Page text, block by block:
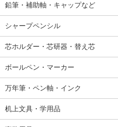
鉛筆・補助軸・キャップなど
シャープペンシル
芯ホルダー・芯研器・替え芯
ボールペン・マーカー
万年筆・ペン軸・インク
机上文具・学用品